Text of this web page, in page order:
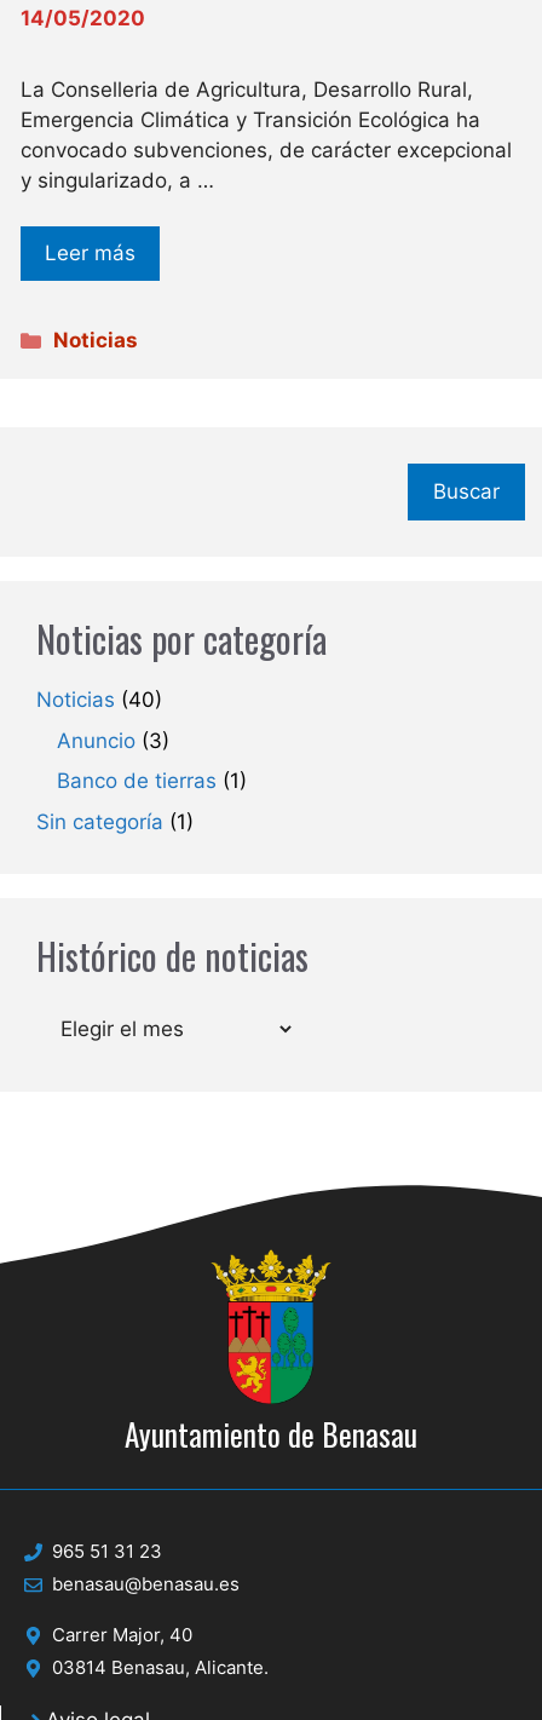
14/05/2020
La Conselleria de Agricultura, Desarrollo Rural,
Emergencia Climática y Transición Ecológica ha
convocado subvenciones, de carácter excepcional
y singularizado, a …
Leer más
Categorías
Noticias
Buscar
Noticias por categoría
Noticias (40)
Anuncio (3)
Banco de tierras (1)
Sin categoría (1)
Histórico de noticias
Archivos
Ayuntamiento de Benasau
965 51 31 23
benasau@benasau.es
Carrer Major, 40
03814 Benasau, Alicante.